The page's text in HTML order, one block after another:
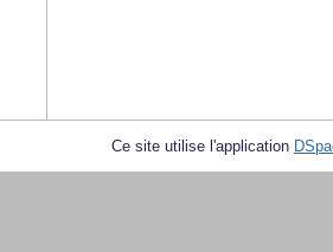
Ce site utilise l'application